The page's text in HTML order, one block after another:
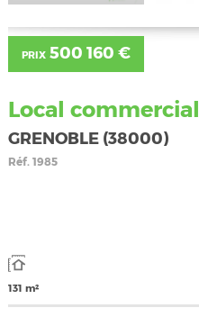
PRIX500 160 €
Local commercial
GRENOBLE (38000)
Réf.1985
131 m²